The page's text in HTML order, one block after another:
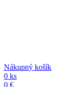
Nákupný košík
0 ks
0 €